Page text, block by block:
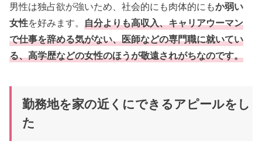
男性は独占欲が強いため、社会的にも肉体的にもか弱い
女性を好みます。自分よりも高収入、キャリアウーマン
で仕事を辞める気がない、医師などの専門職に就いてい
る、高学歴などの女性のほうが敬遠されがちなのです。
勤務地を家の近くにできるアピールをし
た